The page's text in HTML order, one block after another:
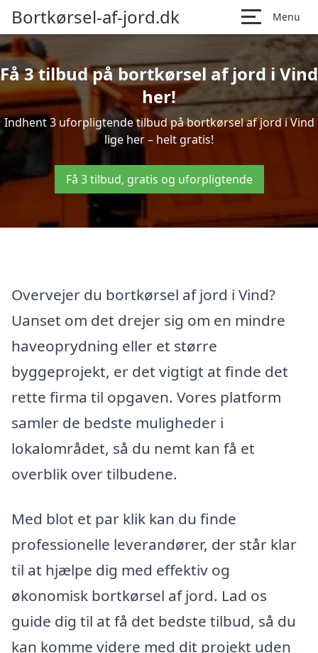
Bortkørsel-af-jord.dk Menu
Få 3 tilbud på bortkørsel af jord i Vind
her!
Indhent 3 uforpligtende tilbud på bortkørsel af jord i Vind
lige her – helt gratis!
Få 3 tilbud, gratis og uforpligtende
Overvejer du bortkørsel af jord i Vind?
Uanset om det drejer sig om en mindre
haveoprydning eller et større
byggeprojekt, er det vigtigt at finde det
rette firma til opgaven. Vores platform
samler de bedste muligheder i
lokalområdet, så du nemt kan få et
overblik over tilbudene.
Med blot et par klik kan du finde
professionelle leverandører, der står klar
til at hjælpe dig med effektiv og
økonomisk bortkørsel af jord. Lad os
guide dig til at få det bedste tilbud, så du
kan komme videre med dit projekt uden